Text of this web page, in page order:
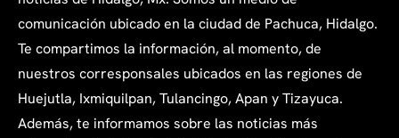
comunicación ubicado en la ciudad de Pachuca, Hidalgo.
Te compartimos la información, al momento, de
nuestros corresponsales ubicados en las regiones de
Huejutla, Ixmiquilpan, Tulancingo, Apan y Tizayuca.
Además, te informamos sobre las noticias más